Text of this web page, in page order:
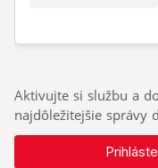
Aktivujte si službu a
najdôležitejšie správy